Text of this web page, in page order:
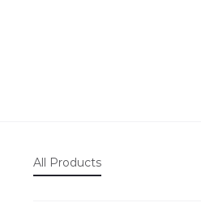
All Products